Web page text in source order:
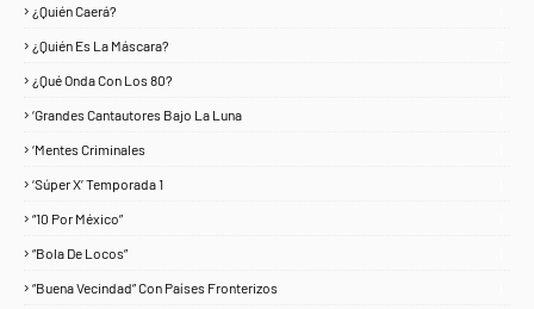
¿Quién Caerá?
¿Quién Es La Máscara?
¿Qué Onda Con Los 80?
‘Grandes Cantautores Bajo La Luna
‘Mentes Criminales
‘Súper X’ Temporada 1
“10 Por México”
“Bola De Locos”
“Buena Vecindad” Con Países Fronterizos